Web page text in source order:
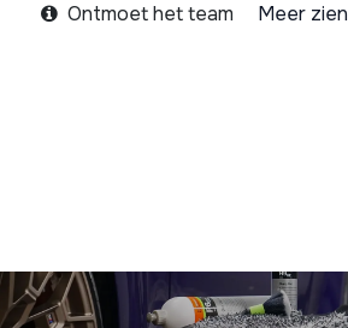
Ontmoet het team Meer zien